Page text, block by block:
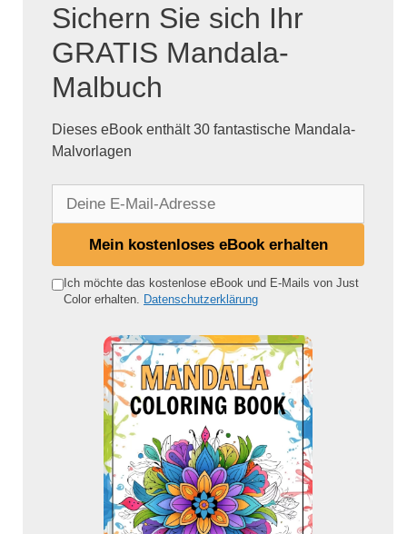
Sichern Sie sich Ihr
GRATIS Mandala-
Malbuch
Dieses eBook enthält 30 fantastische Mandala-
Malvorlagen
e
Mein kostenloses eBook erhalten
Ich möchte das kostenlose eBook und E-Mails von Just
Color erhalten. Datenschutzerklärung